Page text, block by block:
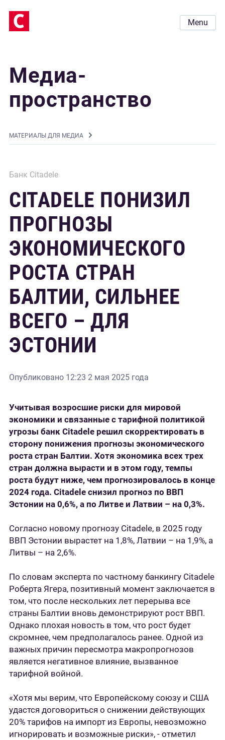
Menu
Медиа-
пространство
MАТЕРИАЛЫ ДЛЯ МЕДИА
Банк Citadele
CITADELE ПОНИЗИЛ
ПРОГНОЗЫ
ЭКОНОМИЧЕСКОГО
РОСТА СТРАН
БАЛТИИ, СИЛЬНЕЕ
ВСЕГО – ДЛЯ
ЭСТОНИИ
Опубликовано 12:23 2 мая 2025 года
Учитывая возросшие риски для мировой
экономики и связанные с тарифной политикой
угрозы банк Citadele решил скорректировать в
сторону понижения прогнозы экономического
роста стран Балтии. Хотя экономика всех трех
стран должна вырасти и в этом году, темпы
роста будут ниже, чем прогнозировалось в конце
2024 года. Citadele снизил прогноз по ВВП
Эстонии на 0,6%, а по Литве и Латвии – на 0,3%.
Согласно новому прогнозу Citadele, в 2025 году
ВВП Эстонии вырастет на 1,8%, Латвии – на 1,9%, а
Литвы – на 2,6%.
По словам эксперта по частному банкингу Citadele
Роберта Ягера, позитивный момент заключается в
том, что после нескольких лет перерыва все
страны Балтии вновь демонстрируют рост ВВП.
Однако плохая новость в том, что рост будет
скромнее, чем предполагалось ранее. Одной из
важных причин пересмотра макропрогнозов
является негативное влияние, вызванное
тарифной войной.
«Хотя мы верим, что Европейскому союзу и США
удастся договориться о снижении действующих
20% тарифов на импорт из Европы, невозможно
игнорировать и возможные риски», - отметил